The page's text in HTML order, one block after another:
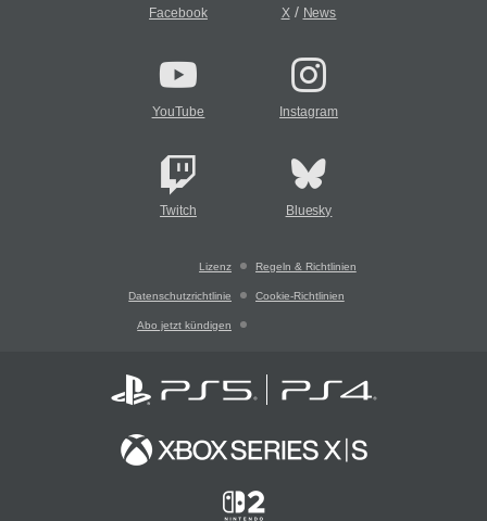
Facebook X/ News
YouTube Instagram
Twitch Bluesky
Lizenz Regeln & Richtlinien
Datenschutzrichtlinie Cookie-Richtlinien
Abo jetzt kündigen